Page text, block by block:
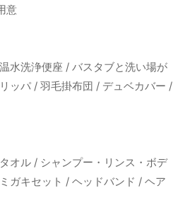
意
水洗浄便座 / バスタブと洗い場が
ッパ / 羽毛掛布団 / デュベカバー /
オル / シャンプー・リンス・ボデ
ガキセット / ヘッドバンド / ヘア